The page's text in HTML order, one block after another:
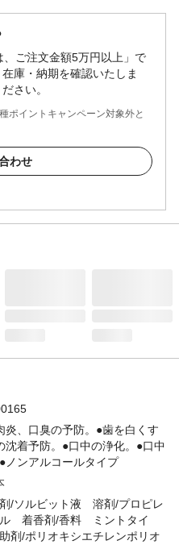
、ご注文金額5万円以上」で
庫・納期を確認いたしま
さい。
ポイントキャンペーン対象外と
わせ
炎、口臭の予防。●歯を白くす
沈着予防。●口中の浄化。●口中
ノンアルコールタイプ
/ソルビット液 溶剤/プロピレ
ル 着香剤/香料 ミントタイ
剤/ポリオキシエチレンポリオ